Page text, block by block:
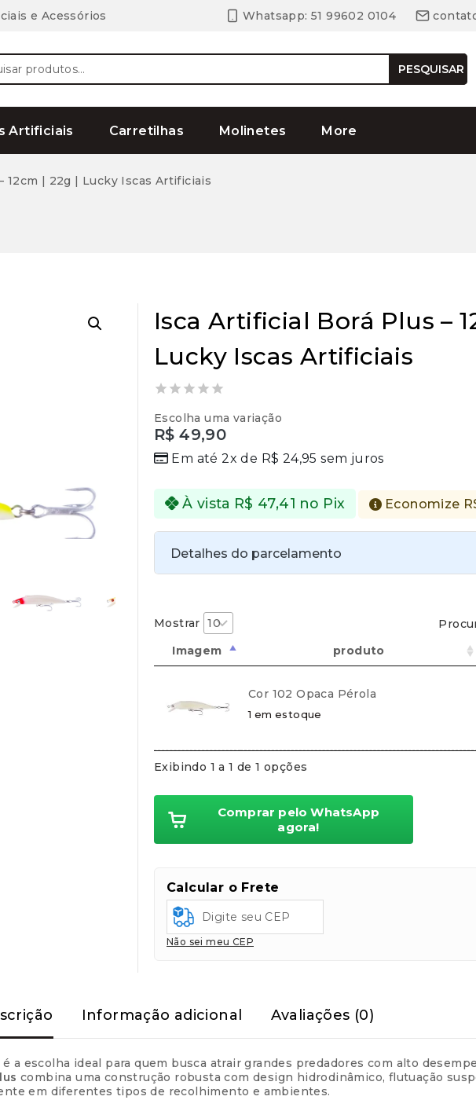
e Acessórios Whatsapp: 51 99602 0104
PESQUISAR
Artificiais Carretilhas Molinetes More
12cm | 22g | Lucky Iscas Artificiais
Isca Artificial Borá Plus –
Lucky Iscas Artificiais
out
of
5
Escolha uma variação
R$49,90
Em até 2x de R$ 24,95 sem juros
À vista R$ 47,41 no Pix Economize
Detalhes do parcelamento
Pix: R$47,41
Cartões de crédito:
Cartões de débito:
Aprovação imediata
Cobranças:
Parcelas:
Mostrar
Imagem
produto
Cor 102 Opaca Pérola
1 em estoque
Exibindo 1 a 1 de 1 opções
Comprar pelo WhatsApp
agora!
Calcular o Frete
Não sei meu CEP
Informação adicional Avaliações (0)
é a escolha ideal para quem busca atrair grandes predadores com alto
combina uma construção robusta com design hidrodinâmico, flutuação
em diferentes tipos de recolhimento e ambientes.